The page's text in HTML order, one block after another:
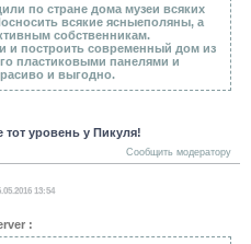
по стране дома музеи всяких
всякие ясныеполяны, а
собственникам.
и построить современный дом из
пластиковыми панелями и
и выгодно.
тот уровень у Пикуля!
Сообщить модератору
13:54
: